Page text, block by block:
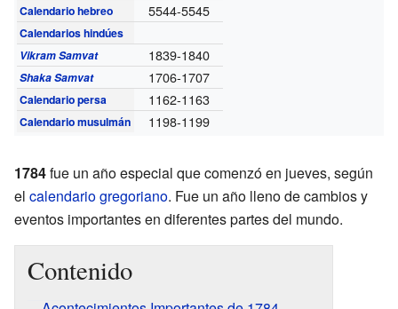
Calendario hebreo 5544-5545
Calendarios hindúes
Vikram Samvat
1839-1840
Shaka Samvat 1706-1707
Calendario persa 1162-1163
Calendario musulmán 1198-1199
1784fue un año especial que comenzó en jueves, según
el calendario gregoriano. Fue un año lleno de cambios y
eventos importantes en diferentes partes del mundo.
Contenido